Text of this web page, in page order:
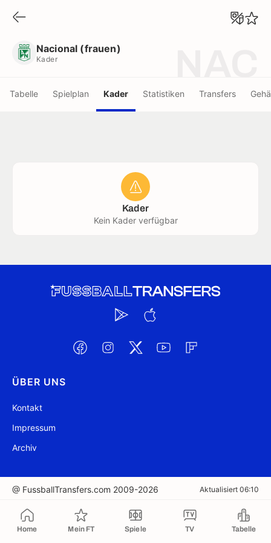
Home Mein FT Spiele TV Tabelle
Nacional (frauen)
Kader
Tabelle Spielplan Kader Statistiken Transfers
Kader
Kein Kader verfügbar
ÜBER UNS
Kontakt
Impressum
Archiv
@ FussballTransfers.com 2009-2026 Aktualisiert 06:10
In die Zwischenablage kopiert